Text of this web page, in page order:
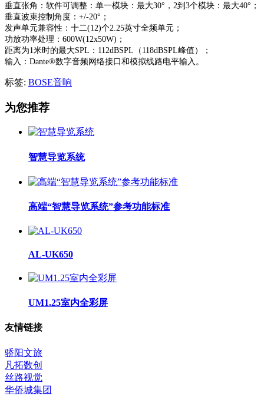
垂直张角：软件可调整：单一模块：最大30°，2到3个模块：最大40°；
垂直波束控制角度：+/-20°；
发声单元兼容性：十二(12)个2.25英寸全频单元；
功放功率处理：600W(12x50W)；
距离为1米时的最大SPL：112dBSPL（118dBSPL峰值）；
输入：Dante®数字音频网络接口和模拟线路电平输入。
标签: BOSE音响
为您推荐
智慧导览系统
高端“智慧导览系统”参考功能标准
AL-UK650
UM1.25室内全彩屏
友情链接
骄阳文旅
凡拓数创
丝路视觉
华侨城集团